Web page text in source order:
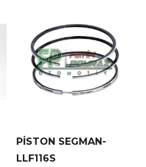
PİSTON SEGMAN-
LLF116S